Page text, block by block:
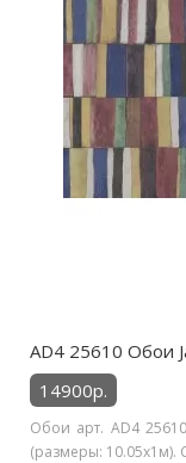
AD4 25610 Обои
14900р.
Обои арт. AD4
(размеры: 10.05х1м).